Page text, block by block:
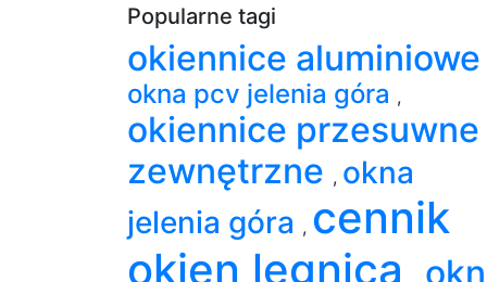
Popularne tagi
okiennice aluminiowe
okna pcv jelenia góra ,
okiennice przesuwne
zewnętrzne , okna
jelenia góra , cennik
okien legnica